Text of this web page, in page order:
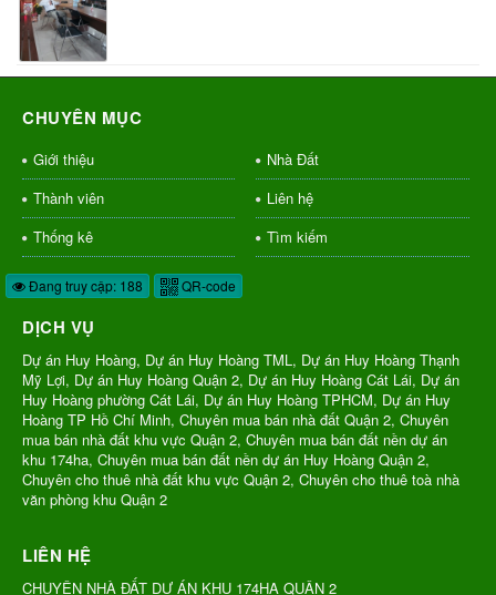
CHUYÊN MỤC
Giới thiệu
Nhà Đất
Thành viên
Liên hệ
Thống kê
Tìm kiếm
Đang truy cập: 188 QR-code
DỊCH VỤ
Dự án Huy Hoàng, Dự án Huy Hoàng TML, Dự án Huy Hoàng Thạnh
Mỹ Lợi, Dự án Huy Hoàng Quận 2, Dự án Huy Hoàng Cát Lái, Dự án
Huy Hoàng phường Cát Lái, Dự án Huy Hoàng TPHCM, Dự án Huy
Hoàng TP Hồ Chí Minh, Chuyên mua bán nhà đất Quận 2, Chuyên
mua bán nhà đất khu vực Quận 2, Chuyên mua bán đất nền dự án
khu 174ha, Chuyên mua bán đất nền dự án Huy Hoàng Quận 2,
Chuyên cho thuê nhà đất khu vực Quận 2, Chuyên cho thuê toà nhà
văn phòng khu Quận 2
LIÊN HỆ
CHUYÊN NHÀ ĐẤT DỰ ÁN KHU 174HA QUẬN 2